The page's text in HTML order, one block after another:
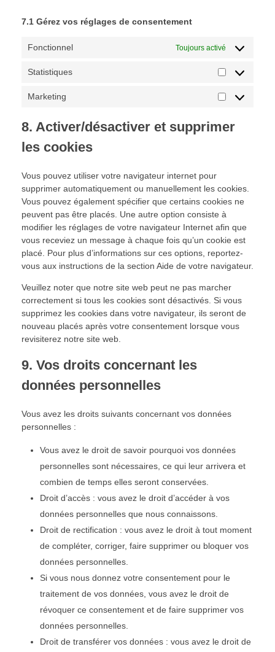
7.1 Gérez vos réglages de consentement
Fonctionnel Toujours activé
Statistiques
Marketing
8. Activer/désactiver et supprimer
les cookies
Vous pouvez utiliser votre navigateur internet pour
supprimer automatiquement ou manuellement les cookies.
Vous pouvez également spécifier que certains cookies ne
peuvent pas être placés. Une autre option consiste à
modifier les réglages de votre navigateur Internet afin que
vous receviez un message à chaque fois qu’un cookie est
placé. Pour plus d’informations sur ces options, reportez-
vous aux instructions de la section Aide de votre navigateur.
Veuillez noter que notre site web peut ne pas marcher
correctement si tous les cookies sont désactivés. Si vous
supprimez les cookies dans votre navigateur, ils seront de
nouveau placés après votre consentement lorsque vous
revisiterez notre site web.
9. Vos droits concernant les
données personnelles
Vous avez les droits suivants concernant vos données
personnelles :
Vous avez le droit de savoir pourquoi vos données
personnelles sont nécessaires, ce qui leur arrivera et
combien de temps elles seront conservées.
Droit d’accès : vous avez le droit d’accéder à vos
données personnelles que nous connaissons.
Droit de rectification : vous avez le droit à tout moment
de compléter, corriger, faire supprimer ou bloquer vos
données personnelles.
Si vous nous donnez votre consentement pour le
traitement de vos données, vous avez le droit de
révoquer ce consentement et de faire supprimer vos
données personnelles.
Droit de transférer vos données : vous avez le droit de